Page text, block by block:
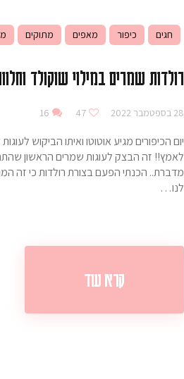
חגים כיפור מאפים מתוקים
רולדות שמרים במילוי שוקולד
28 בספטמבר 2022 47
16
יום הכיפורים מגיע אוטוטו ואיתו הביקוש
לאמץ!! זה הבצק לעוגות שמרים הראשון
מדברת.. הכנתי הפעם בצורת רולדות כי זה
לנו…
קרא עוד